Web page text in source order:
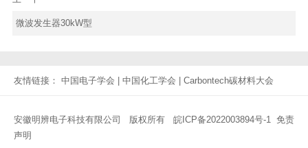
微波发生器30kW型
友情链接： 中国电子学会 中国化工学会 Carbontech碳材料大会
安徽明辨电子科技有限公司 版权所有 皖ICP备2022003894号-1
免责
声明